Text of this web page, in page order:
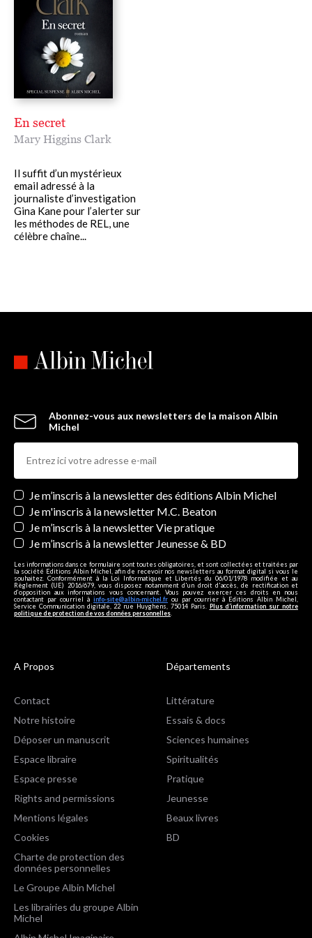
En secret
Mary Higgins Clark
Il suffit d’un mystérieux
email adressé à la
journaliste d’investigation
Gina Kane pour l’alerter sur
les méthodes de REL, une
célèbre chaîne...
Abonnez-vous aux newsletters de la maison Albin
Michel
Newsletters
Je m’inscris à la newsletter des éditions Albin Michel
Je m'inscris à la newsletter M.C. Beaton
Je m’inscris à la newsletter Vie pratique
Je m’inscris à la newsletter Jeunesse & BD
Les informations dans ce formulaire sont toutes obligatoires, et sont collectées et traitées par
la société Editions Albin Michel, afin de recevoir nos newsletters au format digital si vous le
souhaitez. Conformément à la Loi Informatique et Libertés du 06/01/1978 modifiée et au
Règlement (UE) 2016/679, vous disposez notamment d'un droit d'accès, de rectification et
d’opposition aux informations vous concernant. Vous pouvez exercer ces droits en nous
contactant par courriel à info-site@albin-michel.fr ou par courrier à Editions Albin Michel,
Service Communication digitale, 22 rue Huyghens, 75014 Paris. Plus d’information sur notre
politique de protection de vos données personnelles
A Propos
Contact
Notre histoire
Déposer un manuscrit
Espace libraire
Espace presse
Rights and permissions
Mentions légales
Cookies
Charte de protection des
données personnelles
Le Groupe Albin Michel
Les librairies du groupe Albin
Michel
Départements
Littérature
Essais & docs
Sciences humaines
Spiritualités
Pratique
Jeunesse
Beaux livres
BD